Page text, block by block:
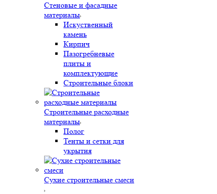
Стеновые и фасадные
материалы
Искуственный
камень
Кирпич
Пазогребневые
плиты и
комплектующие
Строительные блоки
Строительные расходные
материалы
Полог
Тенты и сетки для
укрытия
Сухие строительные смеси